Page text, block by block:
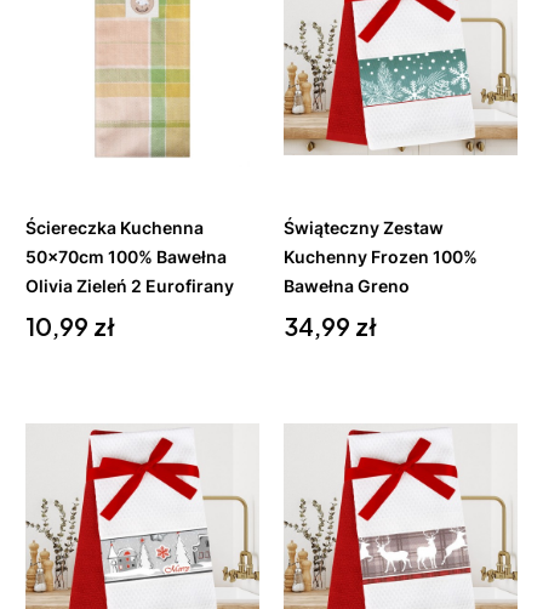
Do
Ściereczka Kuchenna
50x70cm 100% Bawełna
Olivia Zieleń 2 Eurofirany
Cena
10,99 zł
Do
Świąteczny Zestaw
Kuchenny Frozen 100%
Bawełna Greno
Cena
34,99 zł